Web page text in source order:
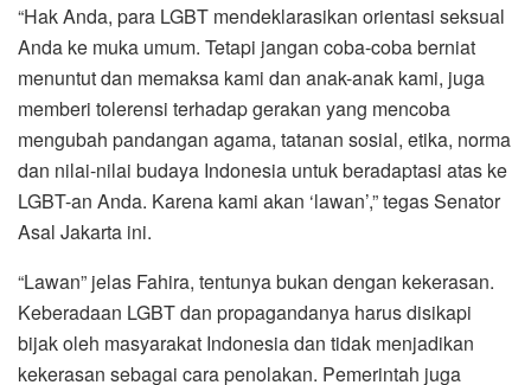
“Hak Anda, para LGBT mendeklarasikan orientasi seksual
Anda ke muka umum. Tetapi jangan coba-coba berniat
menuntut dan memaksa kami dan anak-anak kami, juga
memberi tolerensi terhadap gerakan yang mencoba
mengubah pandangan agama, tatanan sosial, etika, norma
dan nilai-nilai budaya Indonesia untuk beradaptasi atas ke
LGBT-an Anda. Karena kami akan ‘lawan’,” tegas Senator
Asal Jakarta ini.
“Lawan” jelas Fahira, tentunya bukan dengan kekerasan.
Keberadaan LGBT dan propagandanya harus disikapi
bijak oleh masyarakat Indonesia dan tidak menjadikan
kekerasan sebagai cara penolakan. Pemerintah juga